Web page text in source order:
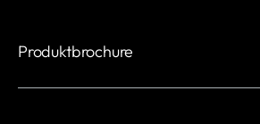
Produktbrochure